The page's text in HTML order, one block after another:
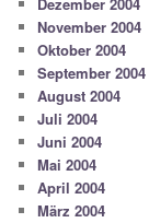
November 2004
Oktober 2004
September 2004
August 2004
Juli 2004
Juni 2004
Mai 2004
April 2004
März 2004